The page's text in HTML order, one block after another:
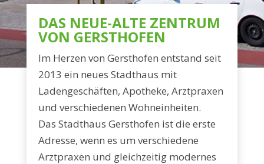
DAS NEUE-ALTE ZENTRUM
VON GERSTHOFEN
Im Herzen von Gersthofen entstand seit
2013 ein neues Stadthaus mit
Ladengeschäften, Apotheke, Arzt­praxen
und verschiedenen Wohneinheiten.
Das Stadthaus Gersthofen ist die erste
Adresse, wenn es um verschiedene
Arztpraxen und gleichzeitig modernes